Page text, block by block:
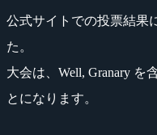
公式サイトでの投票結果
た。
大会は、Well, Granary を
とになります。